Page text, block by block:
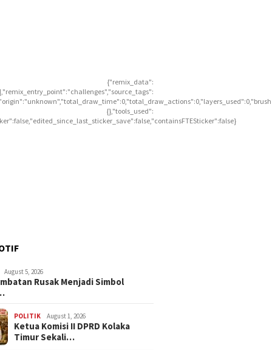
{"remix_data":
{},"tools_used":
August 5, 2026
Rusak Menjadi Simbol
POLITIK August 1, 2026
Ketua Komisi II DPRD Kolaka
Timur Sekali…